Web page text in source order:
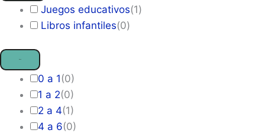
Juegos educativos(1)
Libros infantiles(0)
0 a 1 (0)
1 a 2(0)
2 a 4(1)
4 a 6(0)